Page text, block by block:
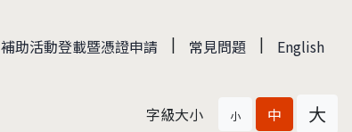
補助活動登載暨憑證申請 | 常見問題 | English
字級大小 小 中 大